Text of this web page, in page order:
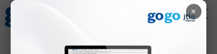
×
Зурхай